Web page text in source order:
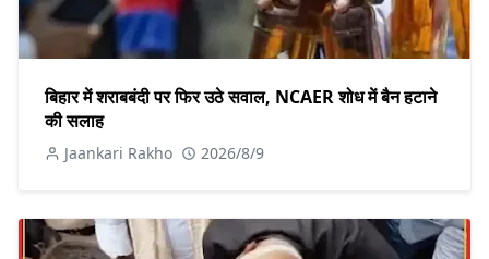
बिहार में शराबबंदी पर फिर उठे सवाल, NCAER शोध में बैन हटाने
की सलाह
Jaankari Rakho 2026/8/9